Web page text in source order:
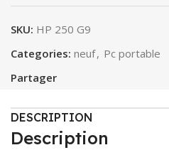
SKU: HP 250 G9
Categories: neuf, Pc portable
Partager
DESCRIPTION
Description